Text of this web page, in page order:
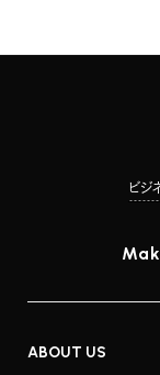
ビジ
ABOUT US